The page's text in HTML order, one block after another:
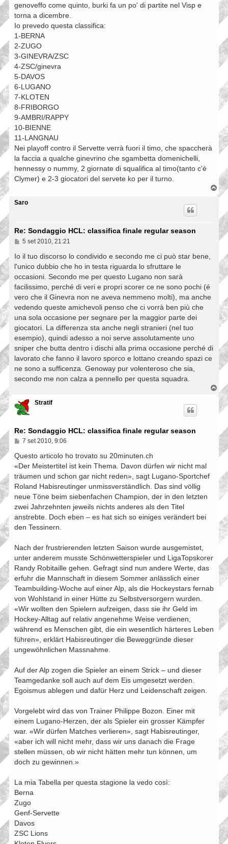
genoveffo come quinto, burki fa un po' di partite nel Visp e
torna a dicembre.
Io prevedo questa classifica:
1-BERNA
2-ZUGO
3-GINEVRA/ZSC
4-ZSC/ginevra
5-DAVOS
6-LUGANO
7-KLOTEN
8-FRIBORGO
9-AMBRI/RAPPY
10-BIENNE
11-LANGNAU
Nei playoff contro il Servette verrà fuori il timo, che spaccherà
la faccia a qualche ginevrino che sgambetta domenichelli,
hennessy o nummy, 2 giornate di squalifica al timo(tanto c'è
Clymer) e 2-3 giocatori del servete ko per il turno.
T
o
Saro
Re: Sondaggio HCL: classifica finale regular season
M
s
a
g
i
o
5 set 2010, 21:21
Io il tuo discorso lo condivido e secondo me ci può star bene,
l'unico dubbio che ho in testa riguarda lo sfruttare le
occasioni. Secondo me per questo Lugano non sarà
facilissimo, perché di veri e propri scorer ce ne sono pochi (é
vero che il Ginevra non ne aveva nemmeno molti), ma anche
vedendo queste amichevoli penso che ci vorrà ben più che
una sola occasione per segnare per la maggior parte dei
giocatori. La differenza sta anche negli stranieri (nel tuo
esempio), quindi adesso a noi serve assolutamente uno
sniper che butta dentro i dischi alla prima occasione perché di
lavorato che fanno il lavoro sporco e lottano creando spazi ce
ne sono a sufficenza. Genoway pur volenteroso che sia,
secondo me non calza a pennello per questa squadra.
o
p
Stratif
Re: Sondaggio HCL: classifica finale regular season
M
s
s
a
g
i
o
7 set 2010, 9:06
Questo articolo ho trovato su 20minuten.ch
«Der Meistertitel ist kein Thema. Davon dürfen wir nicht mal
träumen und schon gar nicht reden», sagt Lugano-Sportchef
Roland Habisreutinger unmissverständlich. Das sind völlig
neue Töne beim siebenfachen Champion, der in den letzten
zwei Jahrzehnten jeweils nichts anderes als den Titel
anstrebte. Doch eben – es hat sich so einiges verändert bei
den Tessinern.
Nach der frustrierenden letzten Saison wurde ausgemistet,
unter anderem musste Schönwetterspieler und LigaTopskorer
Randy Robitaille ­gehen. Gefragt sind nun andere Werte, das
erfuhr die Mannschaft in diesem Sommer anlässlich einer
Teambuilding-Woche auf einer Alp, als die Hockeystars fernab
von Wohlstand in einer Hütte zu Selbstversorgern wurden.
«Wir wollten den Spielern aufzeigen, dass sie ihr Geld im
Hockey-Alltag auf relativ angenehme Weise verdienen,
während es Menschen gibt, die ein wesentlich härteres Leben
führen», erklärt Habisreutinger die Beweggründe dieser
ungewöhnlichen Massnahme.
Auf der Alp zogen die Spieler an einem Strick – und dieser
Teamgedanke soll auch auf dem Eis umgesetzt werden.
Egoismus ablegen und dafür Herz und Leidenschaft zeigen.
Vorgelebt wird das von Trainer Philippe Bozon. Einer mit
einem Lugano-Herzen, der als Spieler ein grosser Kämpfer
war. «Wir dürfen Matches verlieren», sagt Habisreutinger,
«aber ich will nicht mehr, dass wir uns danach die Frage
stellen müssen, ob wir nicht hätten mehr tun können, um
doch zu gewinnen.»
La mia Tabella per questa stagione la vedo così:
Berna
Zugo
Genf-Servette
Davos
ZSC Lions